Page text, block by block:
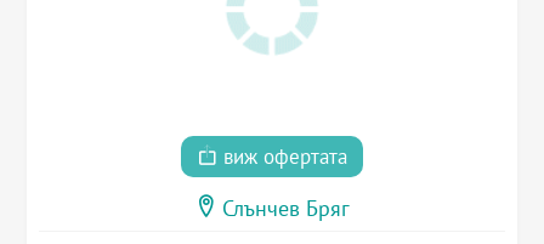
виж офертата
Слънчев Бряг